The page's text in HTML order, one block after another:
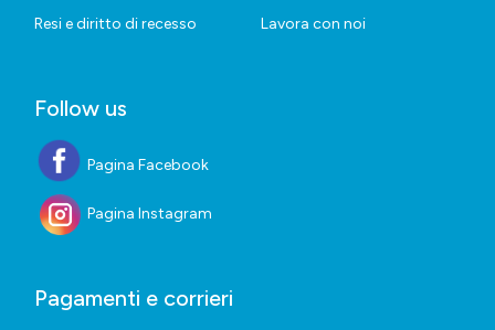
Resi e diritto di recesso
Lavora con noi
Follow us
Pagina Facebook
Pagina Instagram
Pagamenti e corrieri